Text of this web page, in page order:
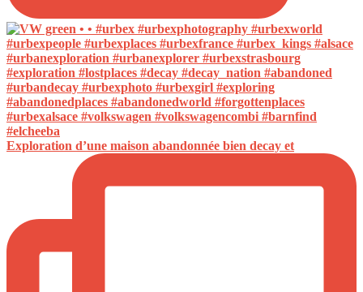
Exploration d’une maison abandonnée bien decay et